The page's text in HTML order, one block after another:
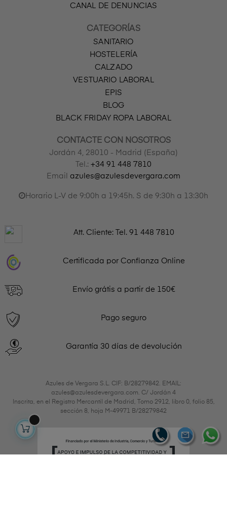
CANAL DE DENUNCIAS
CATEGORÍAS
SANITARIO
HOSTELERÍA
CALZADO
VESTUARIO LABORAL
EPIS
BLOG
BLACK FRIDAY ROPA LABORAL
CONTACTE CON NOSOTROS
Jordán 4, 28010 - Madrid (España)
Tel.: +34 91 448 7810
Email azules@azulesdevergara.com
Horario L-V de 9:00h a 19:45h. S de 9:30h a 13:30h
Att. Cliente: Tel. 91 448 7810
Certificada por Confianza Online
Envío grátis a partir de 150€
Pago seguro
Garantía 30 días de devolución
Azules de Vergara S.L. CIF: B/28279842. EMAIL:
azules@azulesdevergara.com. C/ Jordán 4
Inscrita, en el Registro Mercantil de Madrid, Tomo 2912, libro 0, folio 85,
sección 8, hoja M-49971 B/28279842